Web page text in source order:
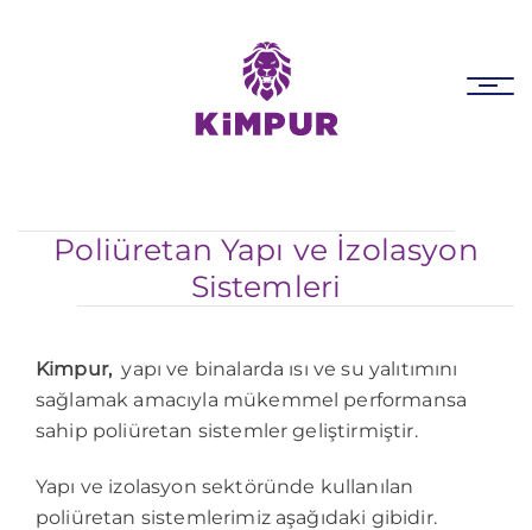
Poliüretan Yapı ve İzolasyon
Sistemleri
Kimpur, yapı ve binalarda ısı ve su yalıtımını
sağlamak amacıyla mükemmel performansa
sahip poliüretan sistemler geliştirmiştir.
Yapı ve izolasyon sektöründe kullanılan
poliüretan sistemlerimiz aşağıdaki gibidir.